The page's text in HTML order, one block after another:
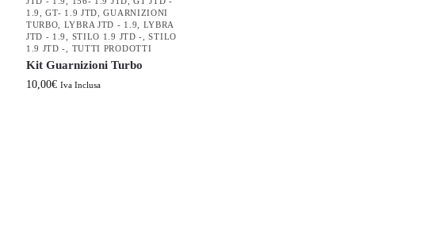
1.9
,GT- 1.9 JTD ,GUARNIZIONI
TURBO
LYBRA JTD - 1.9
LYBRA
JTD - 1.9
STILO 1.9 JTD - ,STILO
1.9 JTD -
TUTTI PRODOTTI
Kit Guarnizioni Turbo
10,00€ Iva Inclusa